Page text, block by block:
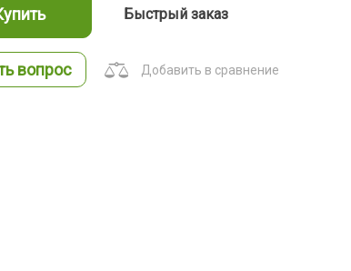
Быстрый заказ
вопрос Добавить в сравнение